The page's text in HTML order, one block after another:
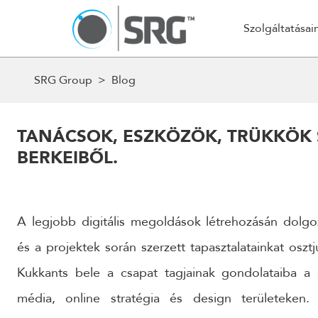
24 ÓRÁN BELÜL FELVESSZÜK VELED
HOGY RÉSZLETESEN MEGBESZÉLJÜK
EMAIL
Stratégia és konzultáció
Kampánystratégia
Egyedi
CMS/
SRG Group > Blog
TANÁCSOK, ESZKÖZÖK,
BERKEIBŐL.
A legjobb digitális megoldások létrehozásán
és a projektek során szerzett tapasztalatainkat
Kukkants bele a csapat tagjainak gondolataiba a
média, online stratégia és design területeken.